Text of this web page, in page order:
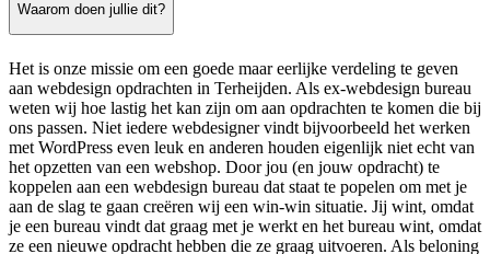
Waarom doen jullie dit?
Het is onze missie om een goede maar eerlijke verdeling te geven
aan webdesign opdrachten in Terheijden. Als ex-webdesign bureau
weten wij hoe lastig het kan zijn om aan opdrachten te komen die bij
ons passen. Niet iedere webdesigner vindt bijvoorbeeld het werken
met WordPress even leuk en anderen houden eigenlijk niet echt van
het opzetten van een webshop. Door jou (en jouw opdracht) te
koppelen aan een webdesign bureau dat staat te popelen om met je
aan de slag te gaan creëren wij een win-win situatie. Jij wint, omdat
je een bureau vindt dat graag met je werkt en het bureau wint, omdat
ze een nieuwe opdracht hebben die ze graag uitvoeren. Als beloning